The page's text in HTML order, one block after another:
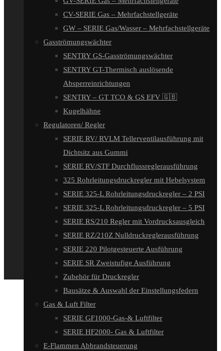
CV-SERIE Gas – Mehrfachstellgeräte
GW – SERIE Gas/Wasser – Mehrfachstellgeräte
Gasströmungswächter
SENTRY GS-Gasströmungswächter
SENTRY GT-Thermisch auslösende
Absperreinrichtungen
SENTRY – GT TCO & GS EFV 🇬🇧
Kugelhähne
Regulatoren/ Regler
SERIE RV/ RVLM Tellerventilausführung mit
Dichtsitz aus Gummi
SERIE RV/STF Durchflussreglerausführung
325 Rohrleitungsdruckregler mit Hebelsystem
SERIE 325-L Rohrleitungsdruckregler – 2 PSI
SERIE 325-L Rohrleitungsdruckregler – 5 PSI
SERIE RS/210 Regler mit Vordrucksausgleich
SERIE RZ/210Z Nulldruckreglerausführung
SERIE 220 Pilotgesteuerte Ausführung
SERIE SR Zweistufige Ausführung
Zubehör für Druckregler
Bausätze & Auswahl der Einstellungsfedern
Gas & Luft Filter
SERIE GF1000-Gas-& Luftfilter
SERIE HF2000- Gas & Luftfilter
E-Flammen Abbrandsteuerung